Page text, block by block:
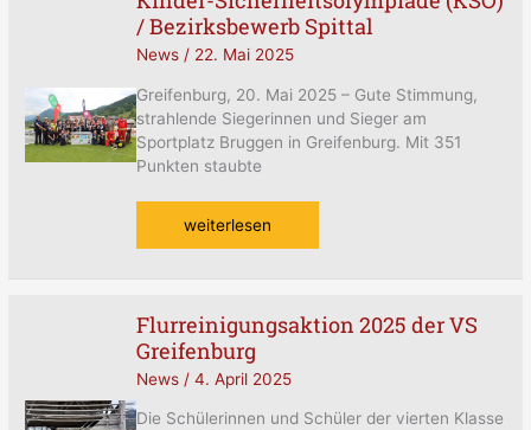
/ Bezirksbewerb Spittal
News/ 22. Mai 2025
Greifenburg, 20. Mai 2025 – Gute Stimmung,
strahlende Siegerinnen und Sieger am
Sportplatz Bruggen in Greifenburg. Mit 351
Punkten staubte
Sicherheitsolympiade
(KSO)
/
Bezirksbewerb
Spittal
weiterlesen
Flurreinigungsaktion 2025 der VS
Greifenburg
News/ 4. April 2025
Die Schülerinnen und Schüler der vierten Klasse
Flurreinigungsaktion
2025
der
VS
Greifenburg